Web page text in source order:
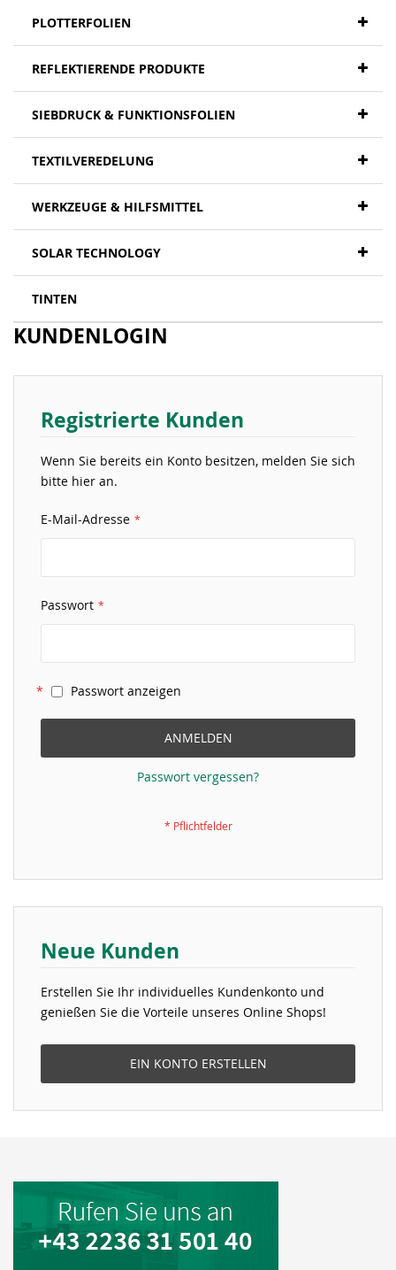
PLOTTERFOLIEN
REFLEKTIERENDE PRODUKTE
SIEBDRUCK & FUNKTIONSFOLIEN
TEXTILVEREDELUNG
WERKZEUGE & HILFSMITTEL
SOLAR TECHNOLOGY
TINTEN
KUNDENLOGIN
Registrierte Kunden
Wenn Sie bereits ein Konto besitzen, melden Sie sich
bitte hier an.
E-Mail-Adresse
Passwort
Passwort anzeigen
ANMELDEN
Passwort vergessen?
Neue Kunden
Erstellen Sie Ihr individuelles Kundenkonto und
genießen Sie die Vorteile unseres Online Shops!
EIN KONTO ERSTELLEN